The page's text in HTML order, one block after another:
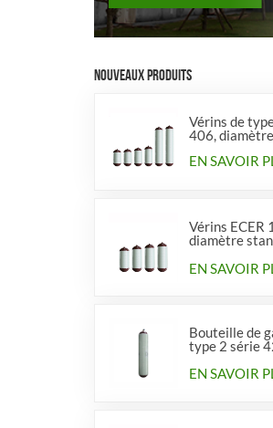
NOUVEAUX PRODUITS
Vérins de
406, diamètre
EN SAVOIR
Vérins ECER
diamètre
EN SAVOIR
Bouteille de
type 2 série
véhicules
EN SAVOIR